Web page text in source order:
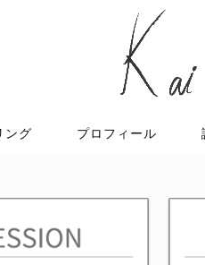
ング プロフィール